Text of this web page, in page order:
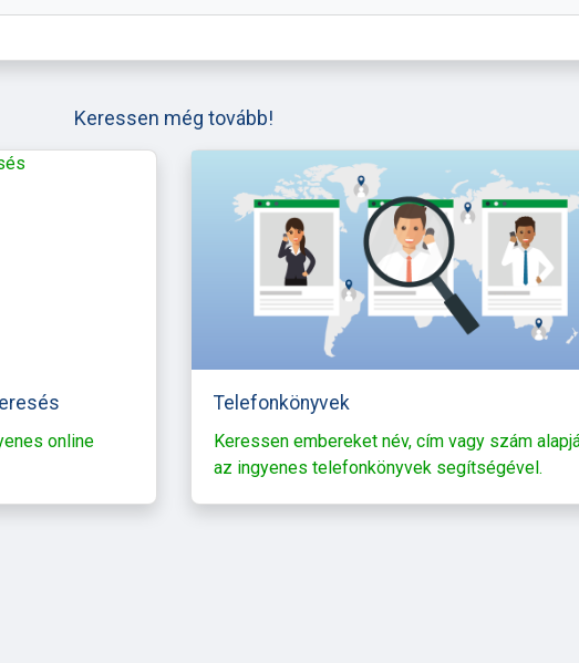
Keressen még tovább!
online
Telefonkönyvek
Keressen embereket név, cím vagy szám
az ingyenes telefonkönyvek segítségével.